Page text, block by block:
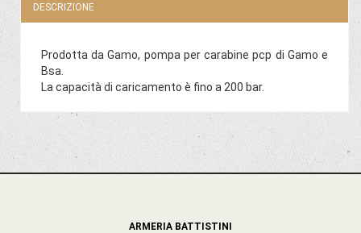
DESCRIZIONE
Prodotta da Gamo, pompa per carabine pcp di Gamo e
Bsa.
La capacità di caricamento è fino a 200 bar.
ARMERIA BATTISTINI